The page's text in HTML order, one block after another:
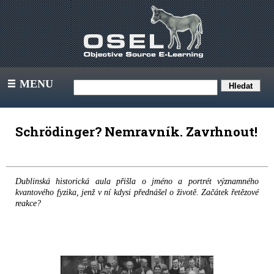
III MENU
Schrödinger? Nemravník. Zavrhnout!
Dublinská historická aula přišla o jméno a portrét významného
kvantového fyzika, jenž v ní kdysi přednášel o životě. Začátek řetězové
reakce?